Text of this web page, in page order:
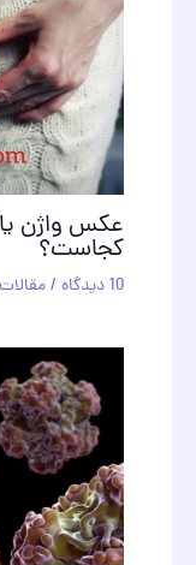
عکس واژن
کجاست؟
10 دیدگاه /مقالات